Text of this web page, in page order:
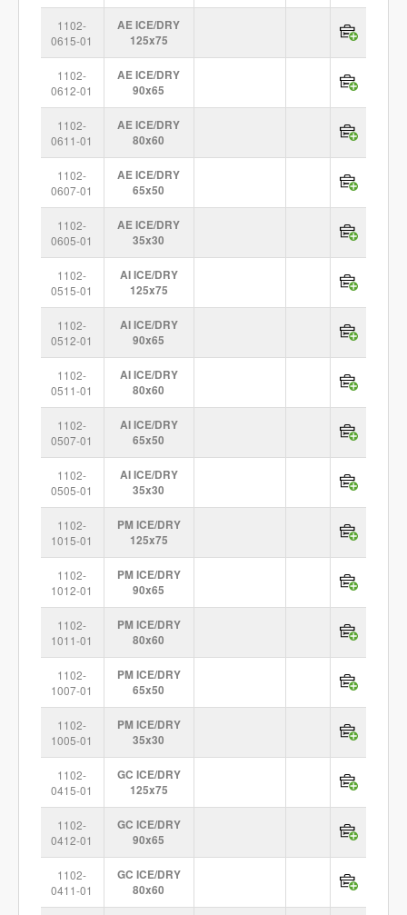
1102-
0615-01
AE ICE/DRY
125x75
1102-
0612-01
AE ICE/DRY
90x65
1102-
0611-01
AE ICE/DRY
80x60
1102-
0607-01
AE ICE/DRY
65x50
1102-
0605-01
AE ICE/DRY
35x30
1102-
0515-01
AI ICE/DRY
125x75
1102-
0512-01
AI ICE/DRY
90x65
1102-
0511-01
AI ICE/DRY
80x60
1102-
0507-01
AI ICE/DRY
65x50
1102-
0505-01
AI ICE/DRY
35x30
1102-
1015-01
PM ICE/DRY
125x75
1102-
1012-01
PM ICE/DRY
90x65
1102-
1011-01
PM ICE/DRY
80x60
1102-
1007-01
PM ICE/DRY
65x50
1102-
1005-01
PM ICE/DRY
35x30
1102-
0415-01
GC ICE/DRY
125x75
1102-
0412-01
GC ICE/DRY
90x65
1102-
0411-01
GC ICE/DRY
80x60